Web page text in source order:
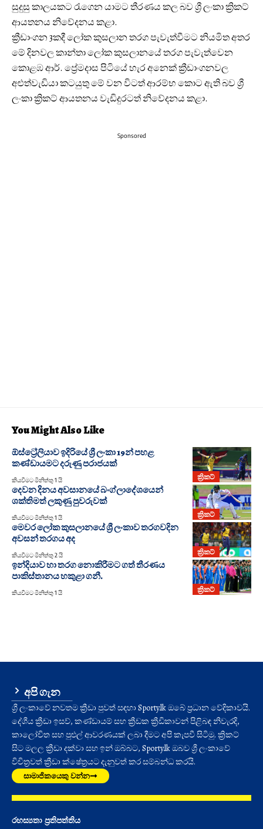
සුදුසු කාලයකට රැගෙන යාමට තීරණය කල බව ශ්‍රී ලංකා ක්‍රිකට්
ආයතනය නිවේදනය කළා.
ක්‍රීඩාංගන 3කදී ලෝක කුසලාන තරග පැවැත්වීමට නියමිත අතර
මේ දිනවල කාන්තා ලෝක කුසලානයේ තරග පැවැත්වෙන
කොළඹ ආර්. ප්‍රේමදාස පිටියේ හැර අනෙක් ක්‍රීඩාංගනවල
අළුත්වැඩියා කටයුතු මේ වන විටත් ආරම්භ කොට ඇති බව ශ්‍රී
ලංකා ක්‍රිකට් ආයතනය වැඩිදුරටත් නිවේදනය කළා.
Sponsored
You Might Also Like
ක්‍රිකට්
ඕස්ට්‍රේලියාව ඉදිරියේ ශ්‍රී ලංකා 19න් පහළ
කණ්ඩායමට දරුණු පරාජයක්
කියවීමට මිනිත්තු 1 යි
ක්‍රිකට්
දෙවන දිනය අවසානයේ බංග්ලාදේශයෙන්
ශක්තිමත් ලකුණු පුවරුවක්
කියවීමට මිනිත්තු 1 යි
ක්‍රිකට්
මෙවර ලෝක කුසලානයේ ශ්‍රී ලංකාව තරගවදින
අවසන් තරගය අද
කියවීමට මිනිත්තු 2 යි
ක්‍රිකට්
ඉන්දියාව හා තරග නොකිරීමට ගත් තීරණය
පාකිස්තානය හකුළා ගනී.
කියවීමට මිනිත්තු 1 යි
අපි ගැන
ශ්‍රී ලංකාවේ නවතම ක්‍රීඩා පුවත් සඳහා Sporty.lk ඔබේ ප්‍රධාන වේදිකාවයි.
දේශීය ක්‍රීඩා ඉසව්, කණ්ඩායම් සහ ක්‍රීඩක ක්‍රීඩිකාවන් පිළිබඳ නිවැරදි,
කාලෝචිත සහ පුළුල් ආවරණයක් ලබා දීමට අපි කැපවී සිටිමු. ක්‍රිකට්
සිට මලල ක්‍රීඩා දක්වා සහ ඉන් ඔබ්බට, Sporty.lk ඔබව ශ්‍රී ලංකාවේ
විචිත්‍රවත් ක්‍රීඩා ක්ෂේත්‍රයට දැනුවත් කර සම්බන්ධ කරයි.
සාමාජිකයෙකු වන්න
රහස්‍යතා ප්‍රතිපත්තිය